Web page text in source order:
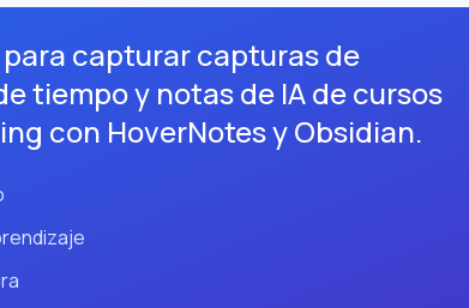
capturar capturas de
tiempo y notas de IA de cursos
con HoverNotes y Obsidian.